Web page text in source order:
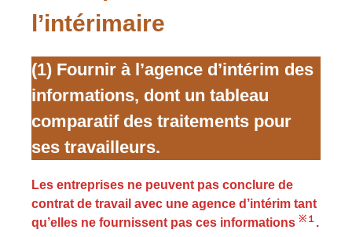
l’intérimaire
(1) Fournir à l’agence d’intérim des
informations, dont un tableau
comparatif des traitements pour
ses travailleurs.
Les entreprises ne peuvent pas conclure de
contrat de travail avec une agence d’intérim tant
qu’elles ne fournissent pas ces informations ※１ .